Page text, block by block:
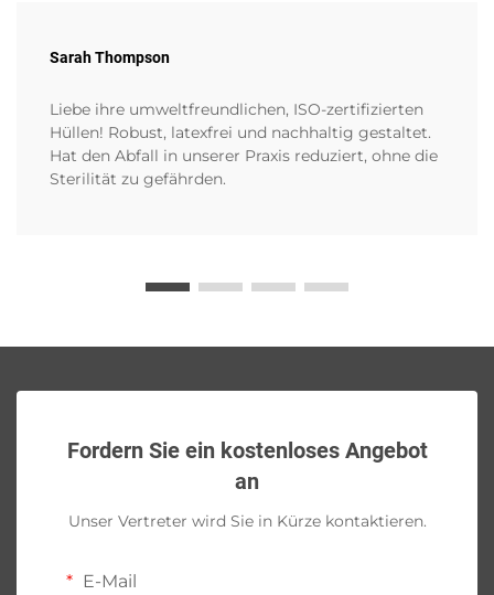
Sarah Thompson
Liebe ihre umweltfreundlichen, ISO-zertifizierten
Hüllen! Robust, latexfrei und nachhaltig gestaltet.
Hat den Abfall in unserer Praxis reduziert, ohne die
Sterilität zu gefährden.
Fordern Sie ein kostenloses Angebot
an
Unser Vertreter wird Sie in Kürze kontaktieren.
E-Mail